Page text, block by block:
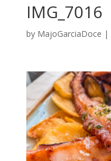
IMG_7016
by MajoGarciaDoce |